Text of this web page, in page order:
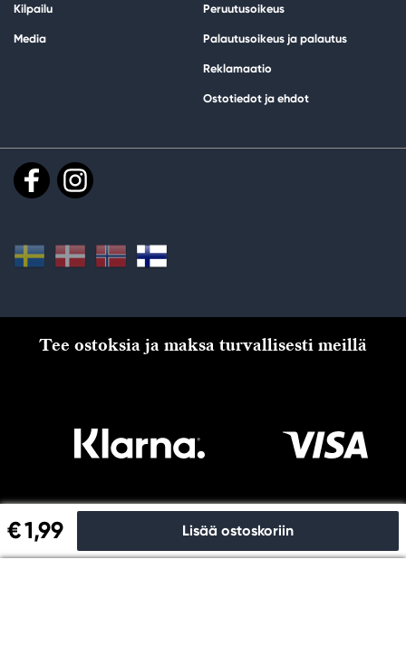
€ 1,99 Lisää ostoskoriin
Kilpailu
Media
Peruutusoikeus
Palautusoikeus ja palautus
Reklamaatio
Ostotiedot ja ehdot
Tee ostoksia ja maksa turvallisesti meillä